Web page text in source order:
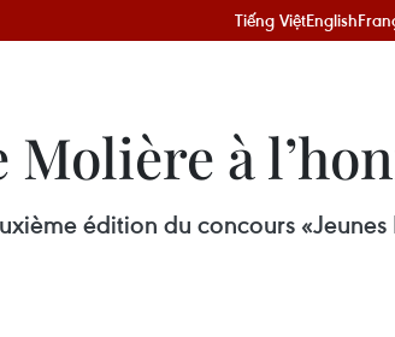
Tiếng ViệtEnglish
à
édition du concours «Jeunes